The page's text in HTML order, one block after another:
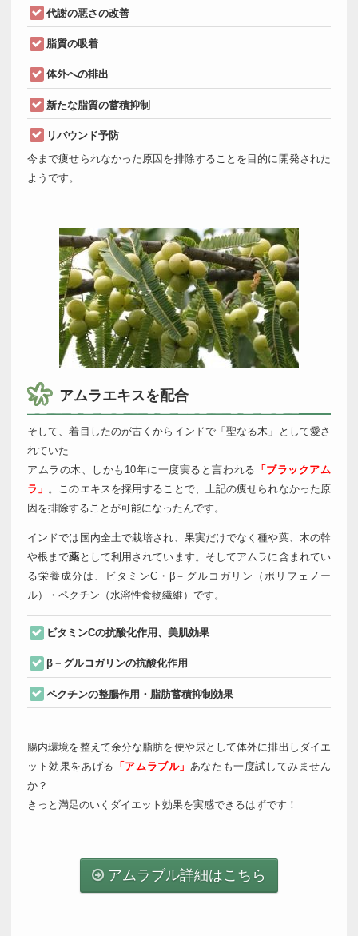
代謝の悪さの改善
脂質の吸着
体外への排出
新たな脂質の蓄積抑制
リバウンド予防
今まで痩せられなかった原因を排除することを目的に開発された
ようです。
アムラエキスを配合
そして、着目したのが古くからインドで「聖なる木」として愛さ
れていた
アムラの木、しかも10年に一度実ると言われる 「ブラックアム
ラ」 。このエキスを採用することで、上記の痩せられなかった原
因を排除することが可能になったんです。
インドでは国内全土で栽培され、果実だけでなく種や葉、木の幹
や根まで薬 として利用されています。そしてアムラに含まれてい
る栄養成分は、ビタミンC・β－グルコガリン（ポリフェノー
ル）・ペクチン（水溶性食物繊維）です。
ビタミンCの抗酸化作用、美肌効果
β－グルコガリンの抗酸化作用
ペクチンの整腸作用・脂肪蓄積抑制効果
腸内環境を整えて余分な脂肪を便や尿として体外に排出しダイエ
ット効果をあげる 「アムラブル」 あなたも一度試してみません
か？
きっと満足のいくダイエット効果を実感できるはずです！
アムラブル詳細はこちら